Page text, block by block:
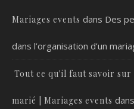
Mariages events dans Des
dans l’organisation d’un
Tout ce qu'il faut savoir sur
marié | Mariages events dans